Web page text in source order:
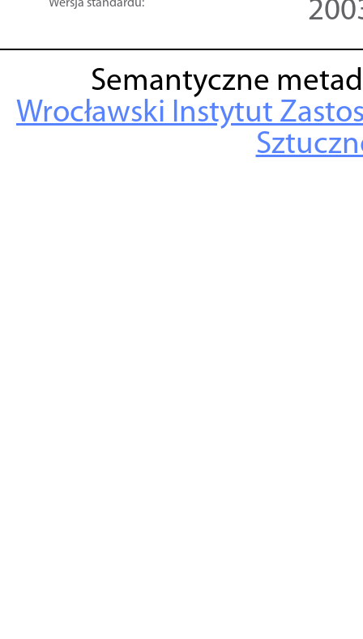
Wersja standardu:
Semantyczne
Wrocławski Instytut